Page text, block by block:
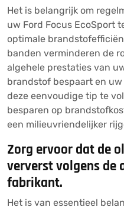
Het is belangrijk om
uw Ford Focus EcoSport
optimale
banden verminderen de
algehele prestaties van
brandstof bespaart en
deze eenvoudige tip te
besparen op
een milieuvriendelijker
Zorg ervoor dat de
ververst volgens de
fabrikant.
Het is van essentieel